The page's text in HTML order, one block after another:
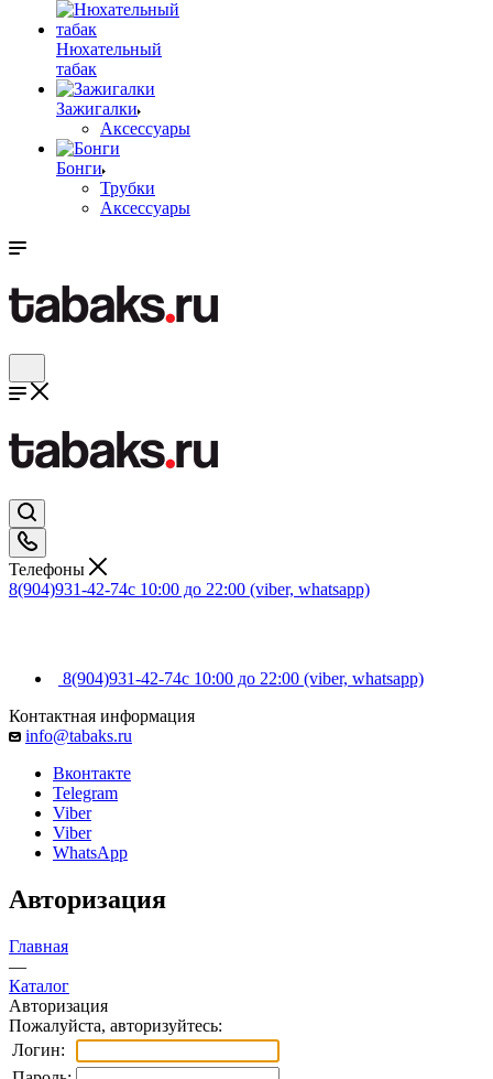
Нюхательный
табак
Зажигалки
Аксессуары
Бонги
Трубки
Аксессуары
Телефоны
8(904)931-42-74с 10:00 до 22:00 (viber, whatsapp)
8(904)931-42-74с 10:00 до 22:00 (viber, whatsapp)
Контактная информация
info@tabaks.ru
Вконтакте
Telegram
Viber
Viber
WhatsApp
Авторизация
Главная
—
Каталог
Авторизация
Пожалуйста, авторизуйтесь:
Логин: